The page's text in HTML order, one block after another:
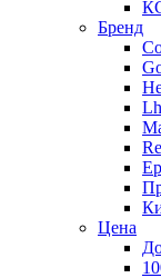
Бренд
Цена